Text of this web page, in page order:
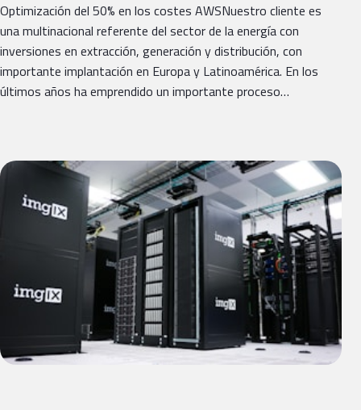
Optimización del 50% en los costes AWSNuestro cliente es
una multinacional referente del sector de la energía con
inversiones en extracción, generación y distribución, con
importante implantación en Europa y Latinoamérica. En los
últimos años ha emprendido un importante proceso…